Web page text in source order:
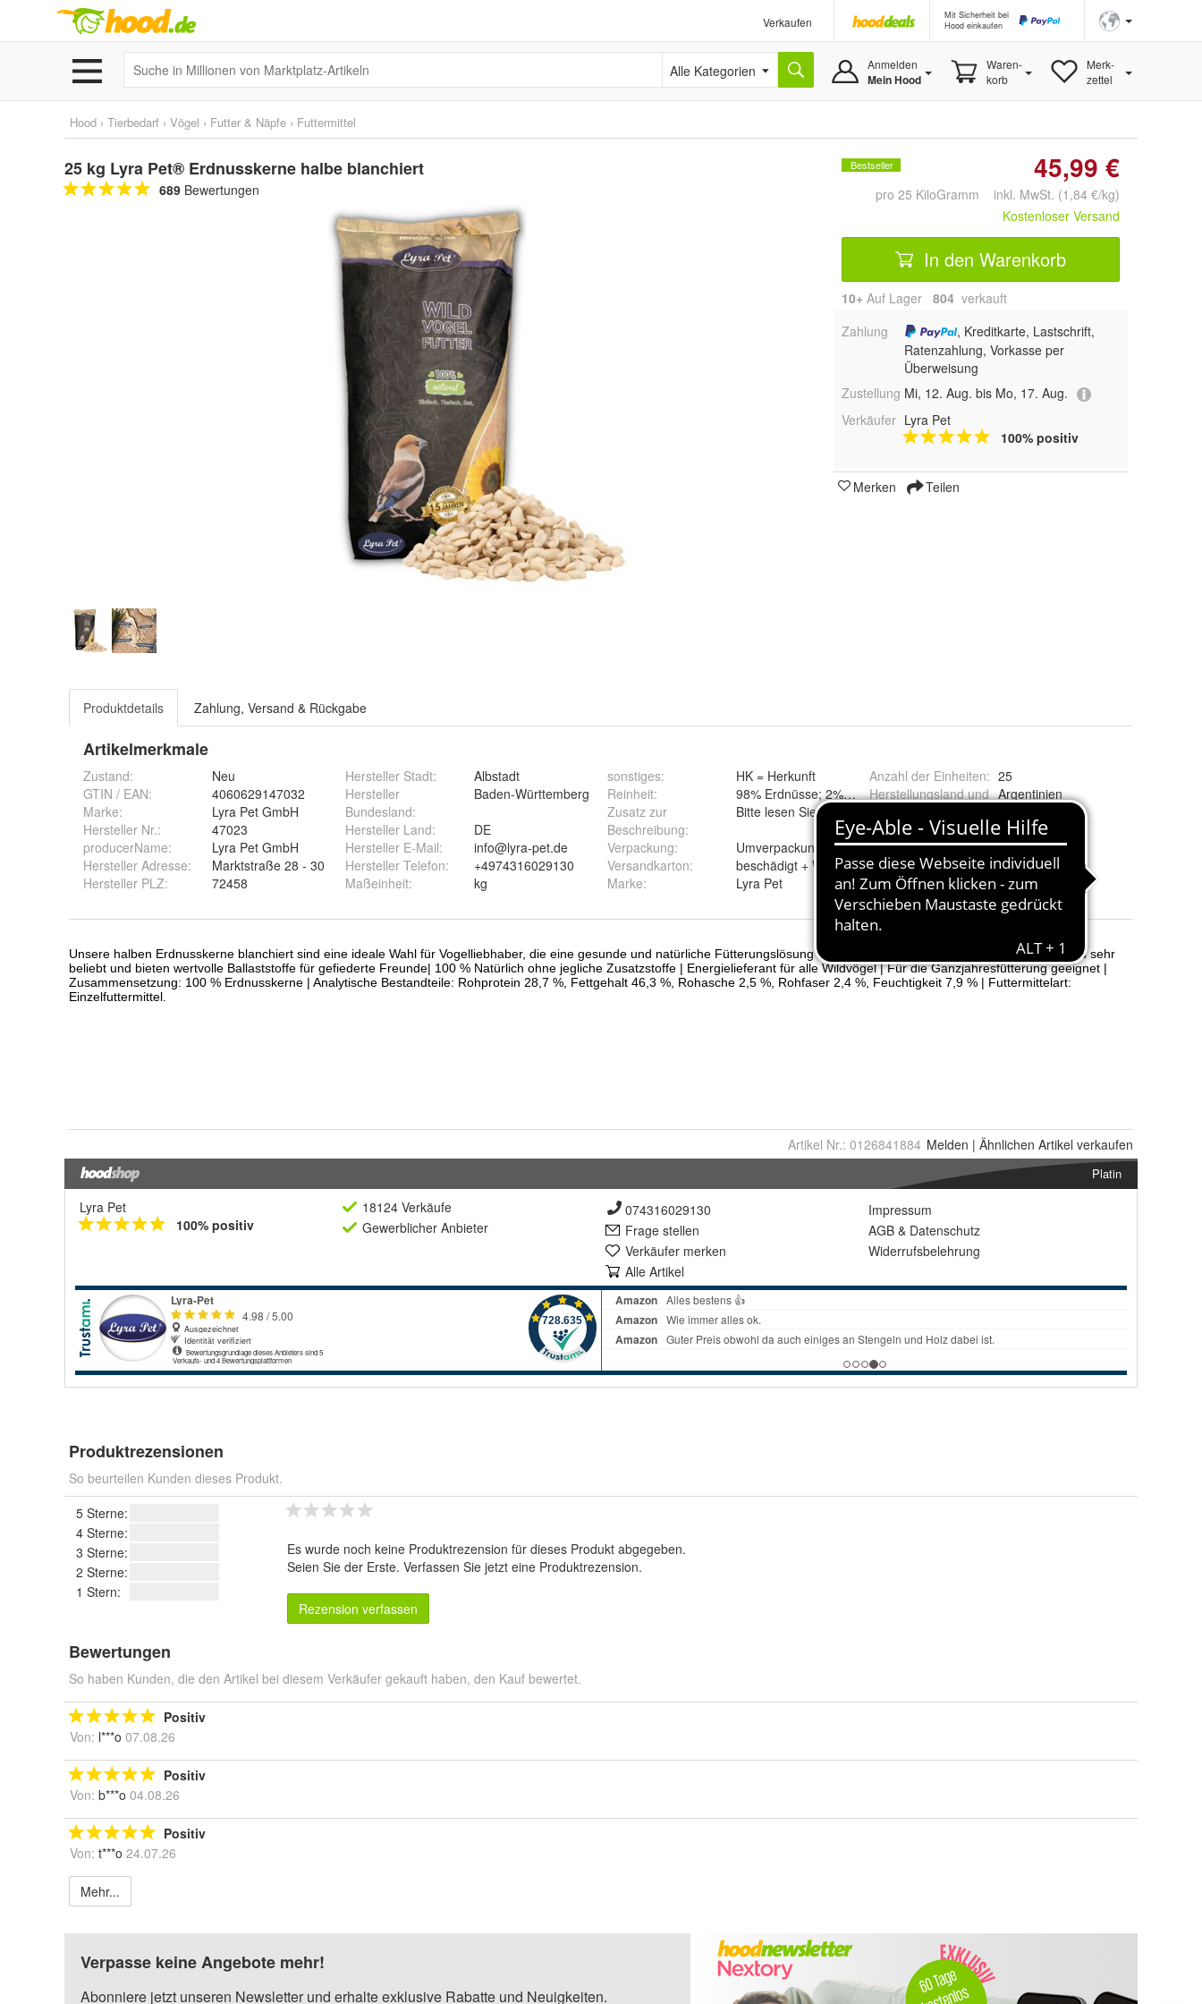
Verkaufen
Mit Sicherheit bei
Hood einkaufen
Alle Kategorien Anmelden
Mein Hood
Waren-
korb
Merk-
zettel
Hood › Tierbedarf › Vögel › Futter & Näpfe › Futtermittel
25 kg Lyra Pet® Erdnusskerne halbe blanchiert
689 Bewertungen
Bestseller 45,99 €
pro 25 KiloGramm inkl. MwSt. (1,84 €/kg)
Kostenloser Versand
In den Warenkorb
10+ Auf Lager 804 verkauft
Zahlung
, Kreditkarte, Lastschrift,
Ratenzahlung, Vorkasse per
Überweisung
Zustellung Mi, 12. Aug. bis Mo, 17. Aug.
Verkäufer Lyra Pet
100% positiv
Merken Teilen
Produktdetails Zahlung, Versand & Rückgabe
Artikelmerkmale
Zustand:
Neu
GTIN / EAN:
4060629147032
Marke:
Lyra Pet GmbH
Hersteller Nr.:
47023
producerName:
Lyra Pet GmbH
Hersteller Adresse:
Marktstraße 28 - 30
Hersteller PLZ: 72458
Hersteller Stadt:
Albstadt
Hersteller
Bundesland:
Baden-Württemberg
Hersteller Land:
DE
Hersteller E-Mail:
info@lyra-pet.de
Hersteller Telefon:
+4974316029130
Maßeinheit: kg
sonstiges:
HK = Herkunft
Reinheit:
98% Erdnüsse; 2% Erdnussmehl
Zusatz zur
Beschreibung:
Bitte lesen Sie die Produktbeschreibung sorgfältig!
Verpackung:
Umverpackung kann vom Bild abweichen
Versandkarton:
beschädigt + Ware i.O. - kein Reklamationsgrund
Marke: Lyra Pet
Anzahl der Einheiten: 25
Herstellungsland und Argentinien
Besonderheiten und
Eigenschaften:
Zuckerfrei
Darreichungsform:
Trocken
Produktart: Vogelfutter
Artikel Nr.: 0126841884 Melden | Ähnlichen Artikel verkaufen
Platin
Lyra Pet
100% positiv
18124 Verkäufe
Gewerblicher Anbieter
074316029130
Frage stellen
Verkäufer merken
Alle Artikel
Impressum
AGB & Datenschutz
Widerrufsbelehrung
Produktrezensionen
So beurteilen Kunden dieses Produkt.
5 Sterne:
4 Sterne:
3 Sterne:
2 Sterne:
1 Stern:
Es wurde noch keine Produktrezension für dieses Produkt abgegeben.
Seien Sie der Erste. Verfassen Sie jetzt eine Produktrezension.
Rezension verfassen
Bewertungen
So haben Kunden, die den Artikel bei diesem Verkäufer gekauft haben, den Kauf bewertet.
Positiv
Von: l***o 07.08.26
Positiv
Von: b***o 04.08.26
Positiv
Von: t***o 24.07.26
Mehr...
Verpasse keine Angebote mehr!
Abonniere jetzt unseren Newsletter und erhalte exklusive Rabatte und Neuigkeiten.